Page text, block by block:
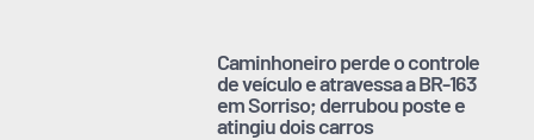
Caminhoneiro perde o controle
de veículo e atravessa a BR-163
em Sorriso; derrubou poste e
atingiu dois carros